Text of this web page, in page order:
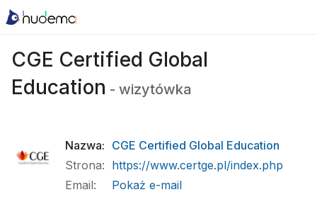
CGE Certified Global
Education - wizytówka
Nazwa: CGE Certified Global Education
Strona: https://www.certge.pl/index.php
Email:
Pokaż e-mail